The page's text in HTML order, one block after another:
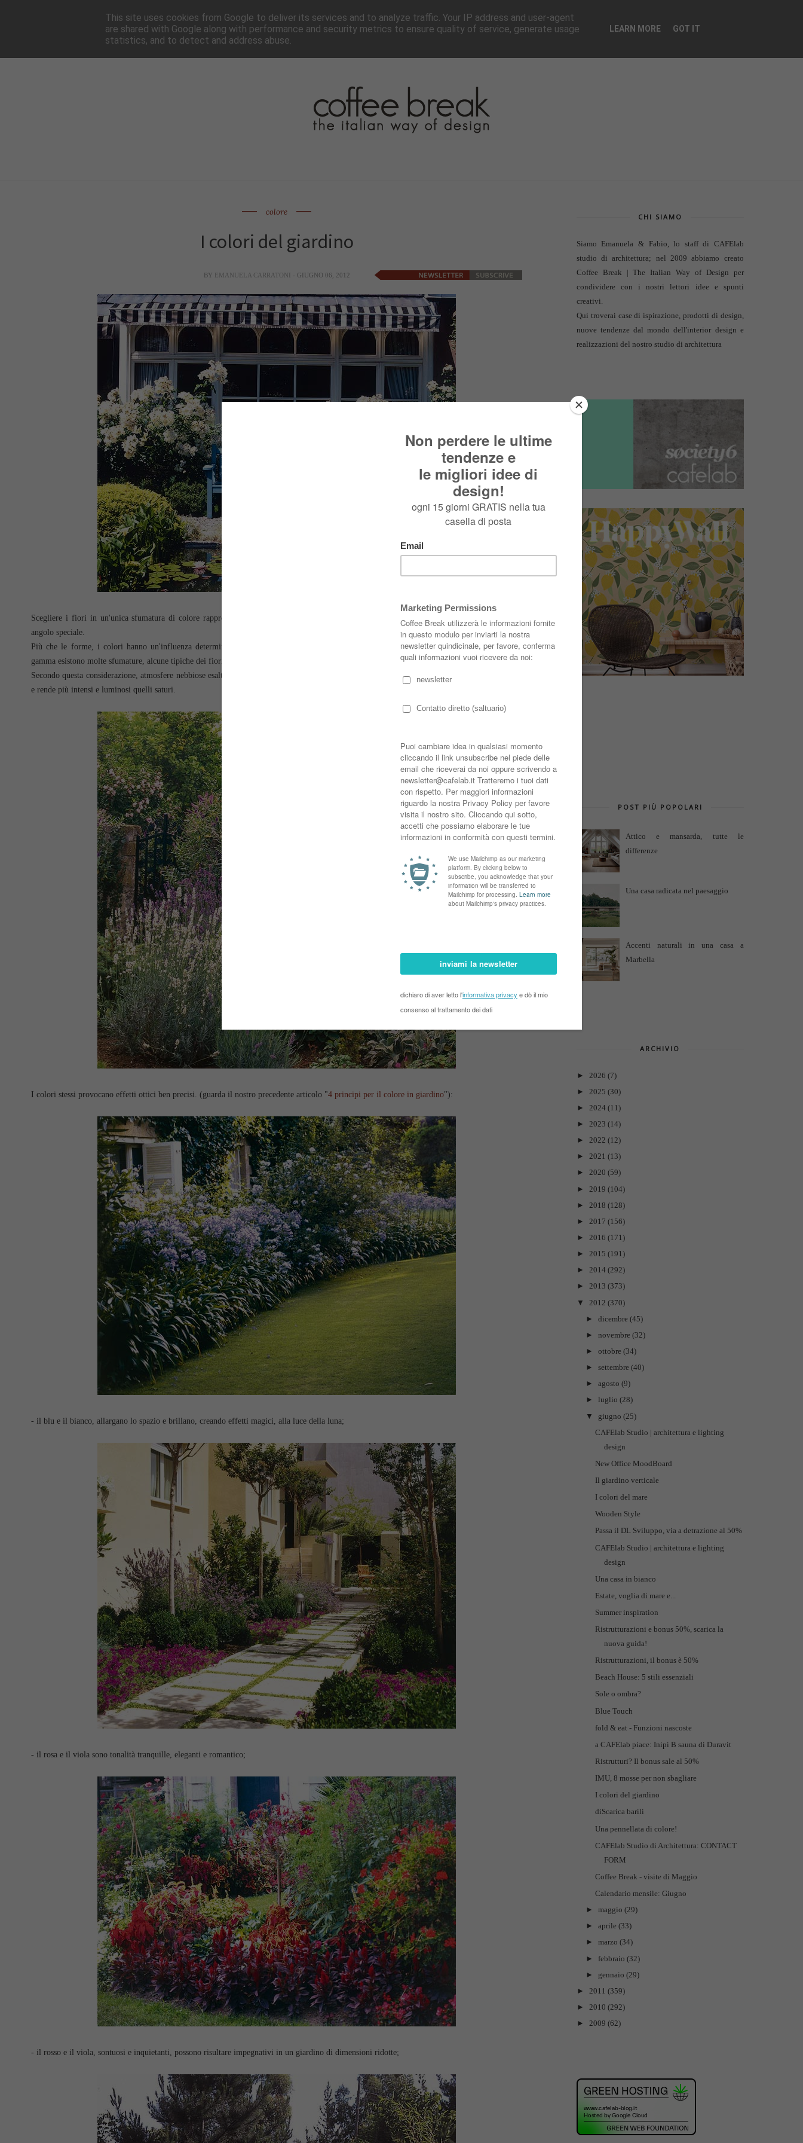
HOME NEWSLETTER CHI SIAMO▼ PAGINE▼ COLLABORA PRESS CONTATTI
colore
I colori del giardino
BY EMANUELA CARRATONI - GIUGNO 06, 2012
Scegliere i fiori in un'unica sfumatura di colore rappresenta una soluzione semplice e sicura per creare un piccolo giardino o per creare un
angolo speciale.
Più che le forme, i colori hanno un'influenza determinante sul carattere definitivo del giardino; bisogna considerare che all'interno di ogni
gamma esistono molte sfumature, alcune tipiche dei fiori e delle foglie, altre che mutano in relazione agli effetti del tempo e della luce.
Secondo questa considerazione, atmosfere nebbiose esaltano le tonalità morbido, al contrario il sole pieno, quasi accecante, sbianca i toni tenui
e rende più intensi e luminosi quelli saturi.
I colori stessi provocano effetti ottici ben precisi. (guarda il nostro precedente articolo "4 principi per il colore in giardino"):
- il blu e il bianco, allargano lo spazio e brillano, creando effetti magici, alla luce della luna;
- il rosa e il viola sono tonalità tranquille, eleganti e romantico;
- il rosso e il viola, sontuosi e inquietanti, possono risultare impegnativi in un giardino di dimensioni ridotte;
CHI SIAMO
Siamo Emanuela & Fabio, lo staff di CAFElab
studio di architettura; nel 2009 abbiamo creato
Coffee Break | The Italian Way of Design per
condividere con i nostri lettori idee e spunti
creativi.
Qui troverai case di ispirazione, prodotti di design,
nuove tendenze dal mondo dell'interior design e
realizzazioni del nostro studio di architettura
POST PIÙ POPOLARI
Attico e mansarda, tutte le
differenze
Una casa radicata nel paesaggio
Accenti naturali in una casa a
Marbella
ARCHIVIO
► 2026 (7)
► 2025 (30)
► 2024 (11)
► 2023 (14)
► 2022 (12)
► 2021 (13)
► 2020 (59)
► 2019 (104)
► 2018 (128)
► 2017 (156)
► 2016 (171)
► 2015 (191)
► 2014 (292)
► 2013 (373)
▼
2012 (370)
► dicembre (45)
► novembre (32)
► ottobre (34)
► settembre (40)
► agosto (9)
► luglio (28)
▼
giugno (25)
CAFElab Studio | architettura e lighting
design
New Office MoodBoard
Il giardino verticale
I colori del mare
Wooden Style
Passa il DL Sviluppo, via a detrazione al 50%
CAFElab Studio | architettura e lighting
design
Una casa in bianco
Estate, voglia di mare e...
Summer inspiration
Ristrutturazioni e bonus 50%, scarica la
nuova guida!
Ristrutturazioni, il bonus è 50%
Beach House: 5 stili essenziali
Sole o ombra?
Blue Touch
fold & eat - Funzioni nascoste
a CAFElab piace: Inipi B sauna di Duravit
Ristrutturi? Il bonus sale al 50%
IMU, 8 mosse per non sbagliare
I colori del giardino
diScarica barili
Una pennellata di colore!
CAFElab Studio di Architettura: CONTACT
FORM
Coffee Break - visite di Maggio
Calendario mensile: Giugno
► maggio (29)
► aprile (33)
► marzo (34)
► febbraio (32)
► gennaio (29)
► 2011 (359)
► 2010 (292)
► 2009 (62)
This site uses cookies from Google to deliver its services and to analyze traffic. Your IP address and user-agent
are shared with Google along with performance and security metrics to ensure quality of service, generate usage
statistics, and to detect and address abuse.
LEARN MORE GOT IT